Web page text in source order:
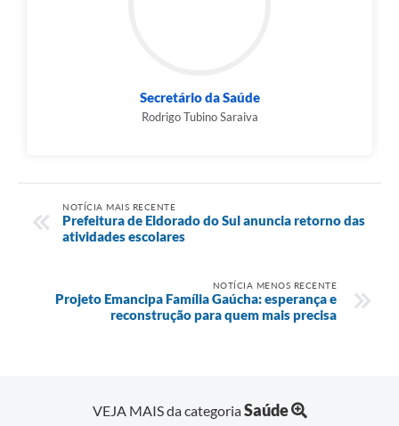
Secretário da Saúde
Rodrigo Tubino Saraiva
NOTÍCIA MAIS RECENTE
Prefeitura de Eldorado do Sul anuncia retorno das
atividades escolares
NOTÍCIA MENOS RECENTE
Projeto Emancipa Família Gaúcha: esperança e
reconstrução para quem mais precisa
VEJA MAIS da categoriaSaúde